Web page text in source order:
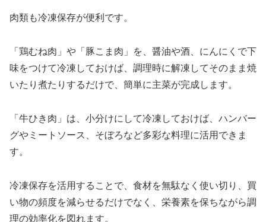
肉類も冷凍保存が便利です。
「鶏むね肉」や「豚こま肉」を、醤油や酒、にんにくで下
味をつけて冷凍しておけば、調理時に解凍してそのまま焼
いたり煮たりするだけで、簡単に主菜が完成します。
「牛ひき肉」は、小分けにして冷凍しておけば、ハンバー
グやミートソース、そぼろなど多彩な料理に活用できま
す。
冷凍保存を活用することで、食材を無駄なく使い切り、買
い物の頻度を減らせるだけでなく、栄養素を保ちながら調
理の効率化を図れます。